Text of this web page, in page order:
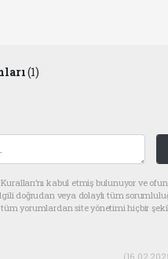
(1)
kabul etmiş bulunuyor ve
doğrudan veya dolaylı tüm
yorumlardan site yönetimi hiçbir